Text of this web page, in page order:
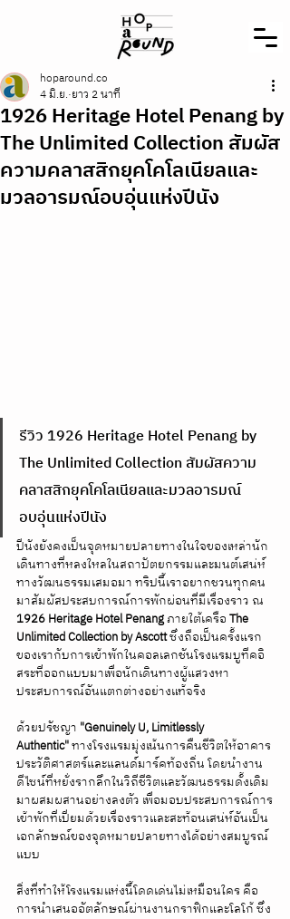
1926 Heritage Hotel Penang by
The Unlimited Collection สัมผัส
ความคลาสสิกยุคโคโลเนียลและ
มวลอารมณ์อบอุ่นแห่งปีนัง
hoparound.co
4 มิ.ย. ยาว 2 นาที
รีวิว 1926 Heritage Hotel Penang by
The Unlimited Collection สัมผัสความ
คลาสสิกยุคโคโลเนียลและมวลอารมณ์
อบอุ่นแห่งปีนัง
ปีนังยังคงเป็นจุดหมายปลายทางในใจของเหล่านัก
เดินทางที่หลงใหลในสถาปัตยกรรมและมนต์เสน่ห์
ทางวัฒนธรรมเสมอมา ทริปนี้เราอยากชวนทุกคน
มาสัมผัสประสบการณ์การพักผ่อนที่มีเรื่องราว ณ
1926 Heritage Hotel Penang ภายใต้เครือ The
Unlimited Collection by Ascott ซึ่งถือเป็นครั้งแรก
ของเรากับการเข้าพักในคอลเลกชันโรงแรมบูทีคอิ
สระที่ออกแบบมาเพื่อนักเดินทางผู้แสวงหา
ประสบการณ์อันแตกต่างอย่างแท้จริง
ด้วยปรัชญา "Genuinely U, Limitlessly
Authentic" ทางโรงแรมมุ่งเน้นการคืนชีวิตให้อาคาร
ประวัติศาสตร์และแลนด์มาร์คท้องถิ่น โดยนำงาน
ดีไซน์ที่หยั่งรากลึกในวิถีชีวิตและวัฒนธรรมดั้งเดิม
มาผสมผสานอย่างลงตัว เพื่อมอบประสบการณ์การ
เข้าพักที่เปี่ยมด้วยเรื่องราวและสะท้อนเสน่ห์อันเป็น
เอกลักษณ์ของจุดหมายปลายทางได้อย่างสมบูรณ์
แบบ
สิ่งที่ทำให้โรงแรมแห่งนี้โดดเด่นไม่เหมือนใคร คือ
การนำเสนออัตลักษณ์ผ่านงานกราฟิกและโลโก้ ซึ่ง